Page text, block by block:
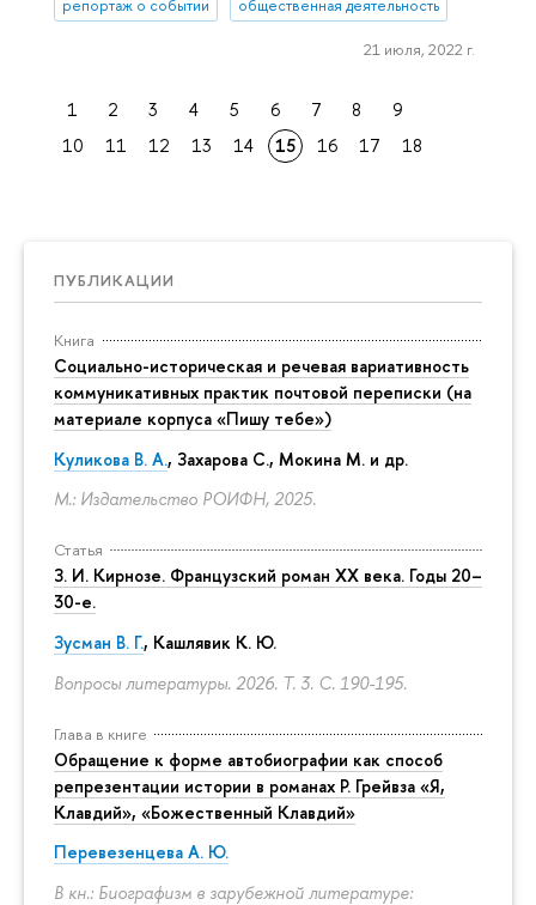
ПУБЛИКАЦИИ
Книга
Социально-историческая и речевая вариативность
коммуникативных практик почтовой переписки (на
материале корпуса «Пишу тебе»)
Куликова В. А., Захарова С., Мокина М. и др.
М.: Издательство РОИФН, 2025.
Статья
З. И. Кирнозе. Французский роман XX века. Годы 20–
30-е.
Зусман В. Г., Кашлявик К. Ю.
Вопросы литературы. 2026. Т. 3. С. 190-195.
Глава в книге
Обращение к форме автобиографии как способ
репрезентации истории в романах Р. Грейвза «Я,
Клавдий», «Божественный Клавдий»
Перевезенцева А. Ю.
В кн.: Биографизм в зарубежной литературе:
репортаж о событии общественная деятельность
21 июля, 2022 г.
1 2 3 4 5 6 7 8
9
10
11 12 13 14 15 16 17 18